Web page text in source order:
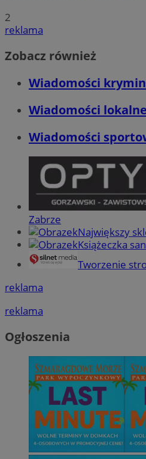
2
reklama
Zobacz również
Wiadomości
Wiadomości lokalne
Wiadomości
Zabrze
Największy
Książeczka
Tworzenie
reklama
reklama
Ogłoszenia